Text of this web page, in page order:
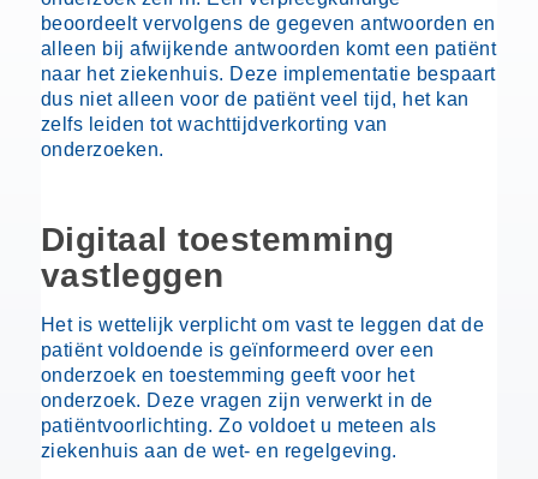
beoordeelt vervolgens de gegeven antwoorden en
alleen bij afwijkende antwoorden komt een patiënt
naar het ziekenhuis. Deze implementatie bespaart
dus niet alleen voor de patiënt veel tijd, het kan
zelfs leiden tot wachttijdverkorting van
onderzoeken.
Digitaal toestemming
vastleggen
Het is wettelijk verplicht om vast te leggen dat de
patiënt voldoende is geïnformeerd over een
onderzoek en toestemming geeft voor het
onderzoek. Deze vragen zijn verwerkt in de
patiëntvoorlichting. Zo voldoet u meteen als
ziekenhuis aan de wet- en regelgeving.